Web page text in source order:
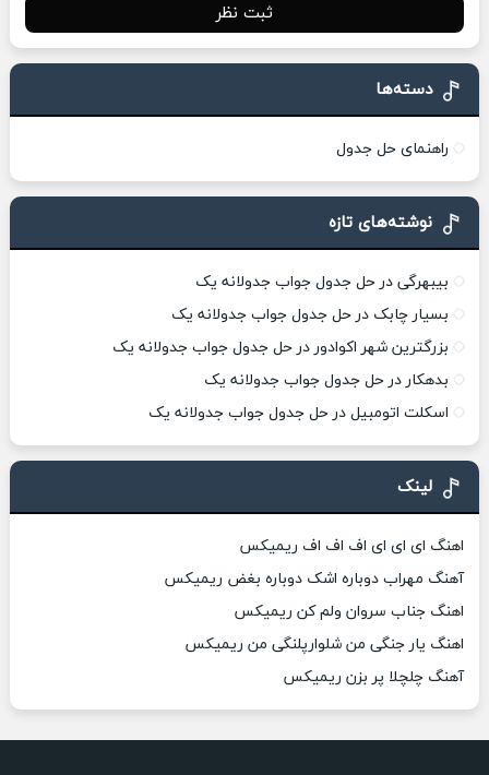
ثبت نظر
دسته‌ها
راهنمای حل جدول
نوشته‌های تازه
بیبهرگی در حل جدول جواب جدولانه یک
بسیار چابک در حل جدول جواب جدولانه یک
بزرگترین شهر اکوادور در حل جدول جواب جدولانه یک
بدهکار در حل جدول جواب جدولانه یک
اسکلت اتومبیل در حل جدول جواب جدولانه یک
لینک
اهنگ ای ای ای اف اف اف ریمیکس
آهنگ مهراب دوباره اشک دوباره بغض ریمیکس
اهنگ جناب سروان ولم کن ریمیکس
اهنگ یار جنگی من شلوارپلنگی من ریمیکس
آهنگ چلچلا پر بزن ریمیکس